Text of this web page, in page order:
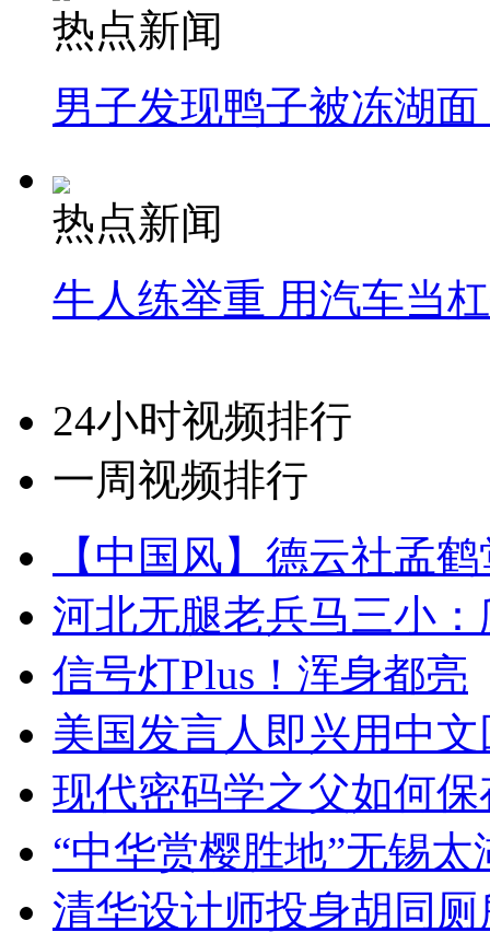
热点新闻
男子发现鸭子被冻湖
热点新闻
牛人练举重 用汽车当
24小时视频排行
一周视频排行
【中国风】德云社孟
河北无腿老兵马三小
信号灯Plus！浑身都亮
美国发言人即兴用中
现代密码学之父如何
“中华赏樱胜地”无锡
清华设计师投身胡同